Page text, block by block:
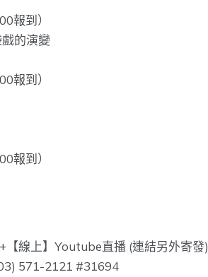
報到）
的演變
報到）
報到）
線上】Youtube直播 (連結另外寄發)
571-2121 #31694